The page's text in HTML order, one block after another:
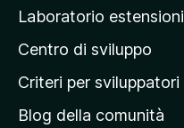
a
g
i
a
Laboratorio estensioni
Centro di sviluppo
Criteri per sviluppatori
Blog della comunità